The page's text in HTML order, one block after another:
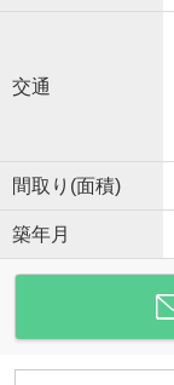
交通
間取り(面積)
築年月